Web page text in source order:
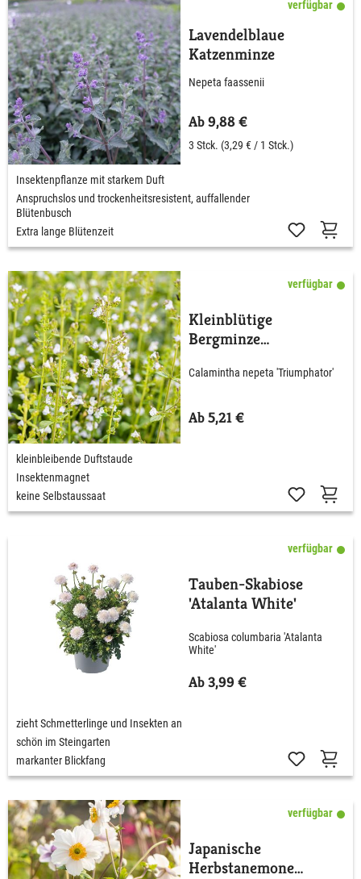
verfügbar
Lavendelblaue
Katzenminze
Nepeta faassenii
Ab 9,88 €
3 Stck. (3,29 € / 1 Stck.)
Insektenpflanze mit starkem Duft
Anspruchslos und trockenheitsresistent, auffallender
Blütenbusch
Extra lange Blütenzeit
verfügbar
Kleinblütige
Bergminze
Calamintha nepeta 'Triumphator'
Ab 5,21 €
kleinbleibende Duftstaude
Insektenmagnet
keine Selbstaussaat
verfügbar
Tauben-Skabiose
'Atalanta White'
Scabiosa columbaria 'Atalanta
White'
Ab 3,99 €
zieht Schmetterlinge und Insekten an
schön im Steingarten
markanter Blickfang
verfügbar
Japanische
Herbstanemone